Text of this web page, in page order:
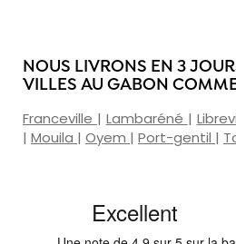
NOUS LIVRONS EN 3
VILLES AU GABON
Franceville | Lambaréné |
| Mouila | Oyem | Port-gentil |